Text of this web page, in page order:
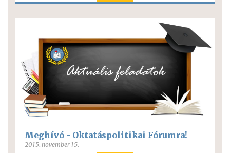
Meghívó - Oktatáspolitikai Fórumra!
2015. november 15.